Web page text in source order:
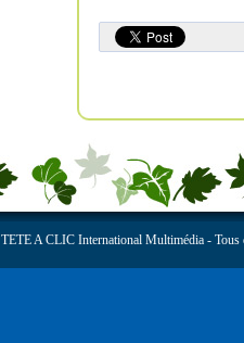
TETE A CLIC International Multimédia - Tous